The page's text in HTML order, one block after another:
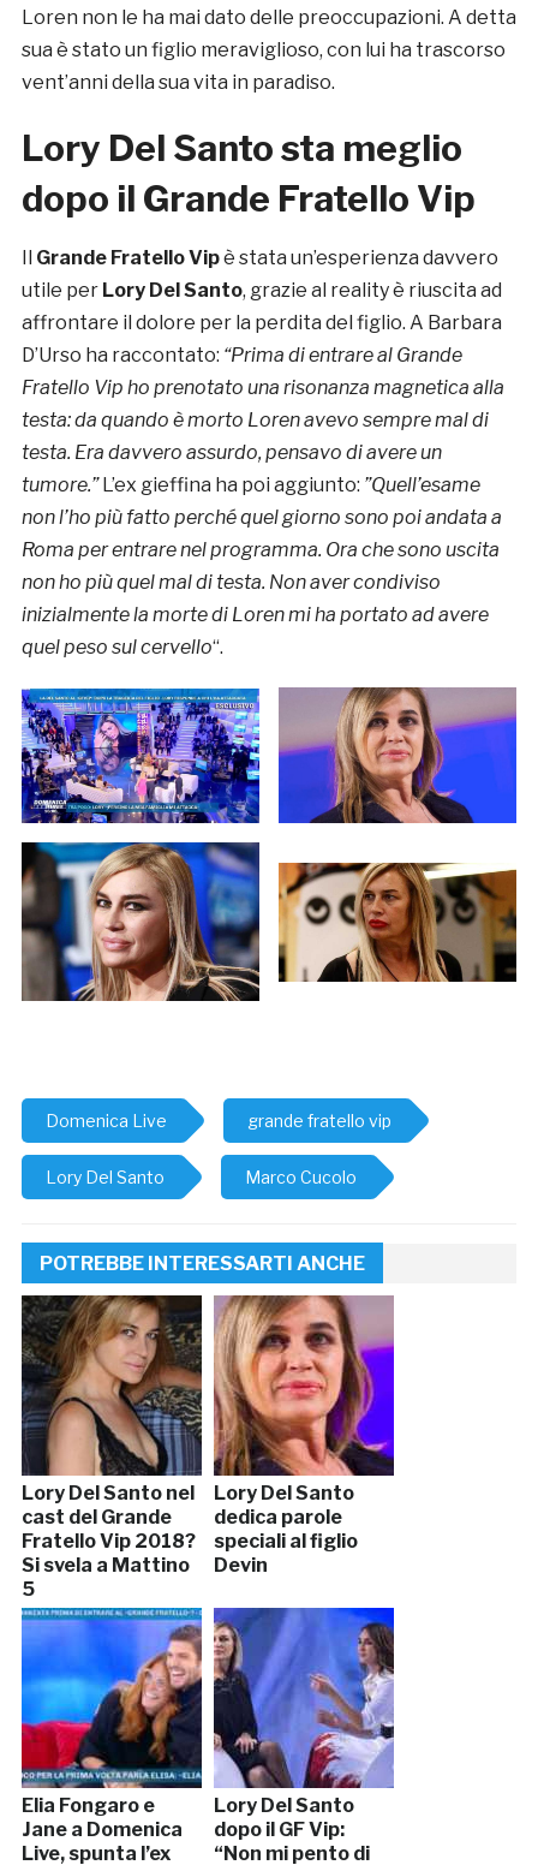
Loren non le ha mai dato delle preoccupazioni. A detta
sua è stato un figlio meraviglioso, con lui ha trascorso
vent’anni della sua vita in paradiso.
Lory Del Santo sta meglio
dopo il Grande Fratello Vip
Grande Fratello Vipè stata un’esperienza davvero
utile per Lory Del Santo, grazie al reality è riuscita ad
affrontare il dolore per la perdita del figlio. A Barbara
D’Urso ha raccontato: “Prima di entrare al Grande
Fratello Vip ho prenotato una risonanza magnetica alla
testa: da quando è morto Loren avevo sempre mal di
testa. Era davvero assurdo, pensavo di avere un
tumore.”L’ex gieffina ha poi aggiunto: ”Quell’esame
non l’ho più fatto perché quel giorno sono poi andata a
Roma per entrare nel programma. Ora che sono uscita
non ho più quel mal di testa. Non aver condiviso
inizialmente la morte di Loren mi ha portato ad avere
quel peso sul cervello“.
Domenica Live grande fratello vip
Lory Del Santo Marco Cucolo
POTREBBE INTERESSARTI ANCHE
Lory Del Santo nel
cast del Grande
Fratello Vip 2018?
Si svela a Mattino
5
Lory Del Santo
dedica parole
speciali al figlio
Devin
Elia Fongaro e
Jane a Domenica
Live, spunta l’ex
Lory Del Santo
dopo il GF Vip:
“Non mi pento di